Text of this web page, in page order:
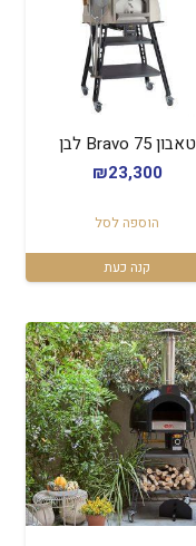
טאבון Bravo 75 לבן
₪23,300
הוספה לסל
קנה כעת